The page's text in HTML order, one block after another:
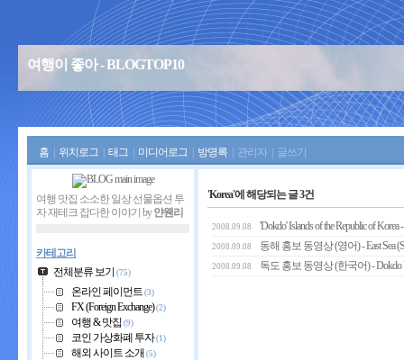
여행이 좋아 - BLOGTOP10
홈 위치로그 태그 미디어로그 방명록 관리자 글쓰기
'Korea'에 해당되는 글 3건
2008.09.08 'Dokdo' Islands of the Republic of
2008.09.08 동해 홍보 동영상 (영어) - East Sea
2008.09.08 독도 홍보 동영상 (한국어) - Dokdo
여행 맛집 소소한 일상 선물옵션 투
자 재테크 잡다한 이야기 by얀웬리
카테고리
전체분류 보기 (75)
온라인 페이먼트 (3)
FX (Foreign Exchange)(2)
여행 & 맛집 (9)
코인 가상화폐 투자(1)
해외 사이트 소개 (5)